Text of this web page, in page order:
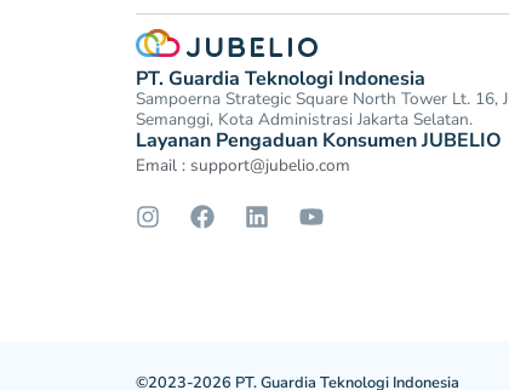
PT. Guardia Teknologi Indonesia
Sampoerna Strategic Square North Tower Lt. 16,
Semanggi, Kota Administrasi Jakarta Selatan.
Layanan Pengaduan Konsumen JUBELIO
Email : support@jubelio.com
©2023-2026 PT. Guardia Teknologi Indonesia